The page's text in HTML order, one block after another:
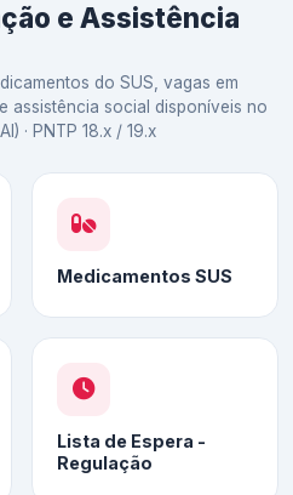
e Assistência
do SUS, vagas em
assistência social disponíveis no
· PNTP 18.x / 19.x
Medicamentos SUS
Lista de Espera -
Regulação